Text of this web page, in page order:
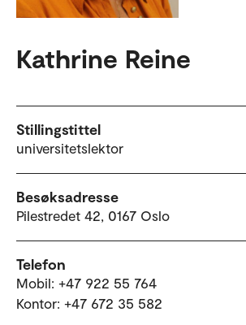
Kathrine Reine
Stillingstittel
universitetslektor
Besøksadresse
Pilestredet 42, 0167 Oslo
Telefon
Mobil: +47 922 55 764
Kontor: +47 672 35 582